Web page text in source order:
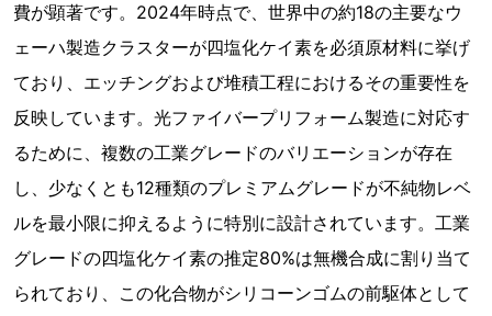
費が顕著です。2024年時点で、世界中の約18の主要なウ
ェーハ製造クラスターが四塩化ケイ素を必須原材料に挙げ
ており、エッチングおよび堆積工程におけるその重要性を
反映しています。光ファイバープリフォーム製造に対応す
るために、複数の工業グレードのバリエーションが存在
し、少なくとも12種類のプレミアムグレードが不純物レベ
ルを最小限に抑えるように特別に設計されています。工業
グレードの四塩化ケイ素の推定80%は無機合成に割り当て
られており、この化合物がシリコーンゴムの前駆体として